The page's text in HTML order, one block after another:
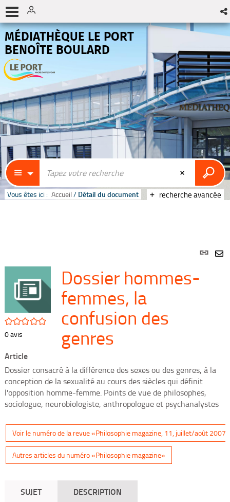
MÉDIATHÈQUE LE PORT
BENOÎTE BOULARD
recherche avancée
Vous êtes ici : Accueil / Détail du document
Lien
/5
0avis
Dossier hommes-
femmes, la
confusion des
genres
Article
Dossier consacré à la différence des sexes ou des genres, à la
conception de la sexualité au cours des siècles qui définit
l'opposition homme-femme. Points de vue de philosophes,
sociologue, neurobiologiste, anthropologue et psychanalystes
Voir le numéro de la revue «Philosophie magazine, 11, juillet/août 2007»
Autres articles du numéro «Philosophie magazine»
SUJET DESCRIPTION